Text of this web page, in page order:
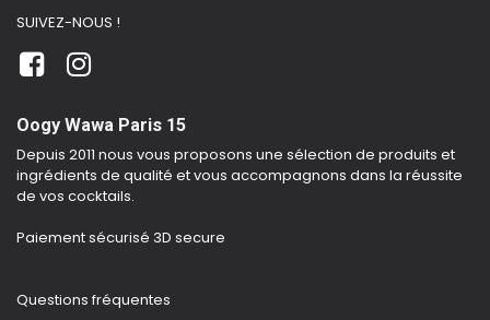
SUIVEZ-NOUS !
Oogy Wawa Paris 15
Depuis 2011 nous vous proposons une sélection de produits et
ingrédients de qualité et vous accompagnons dans la réussite
de vos cocktails.
Paiement sécurisé 3D secure
Questions fréquentes